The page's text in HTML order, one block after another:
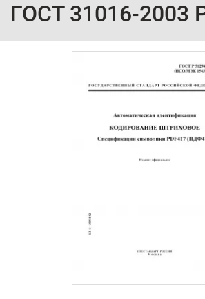
ГОСТ 31016-2003